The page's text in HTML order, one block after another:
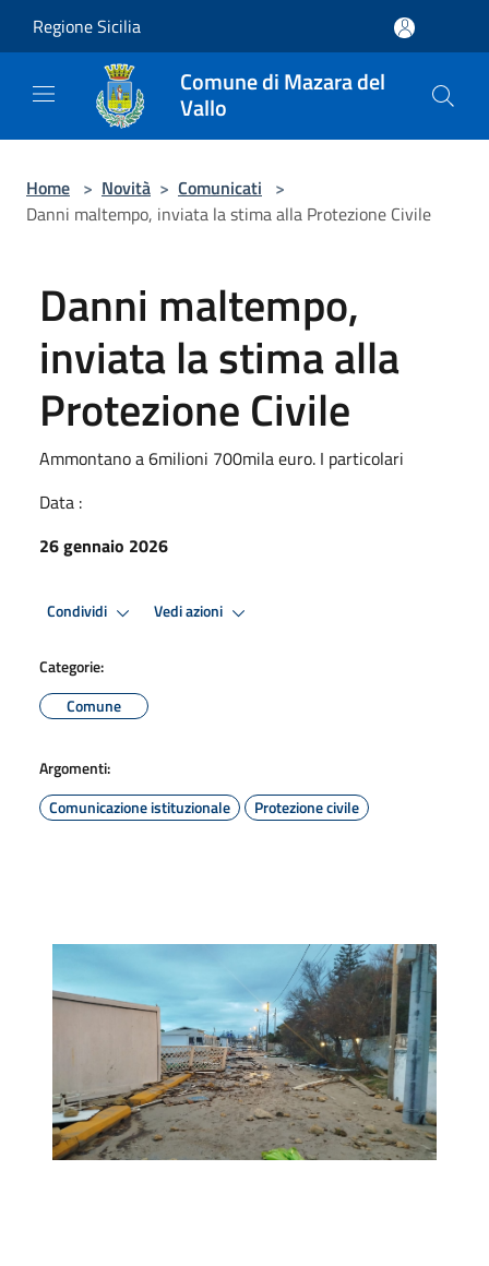
Regione Sicilia
Comune di Mazara del
Vallo
Home > Novità > Comunicati >
Danni maltempo, inviata la stima alla Protezione Civile
Danni maltempo,
inviata la stima alla
Protezione Civile
Ammontano a 6milioni 700mila euro. I particolari
Data :
26 gennaio 2026
Condividi Vedi azioni
Categorie:
Comune
Argomenti:
Comunicazione istituzionale
Protezione civile